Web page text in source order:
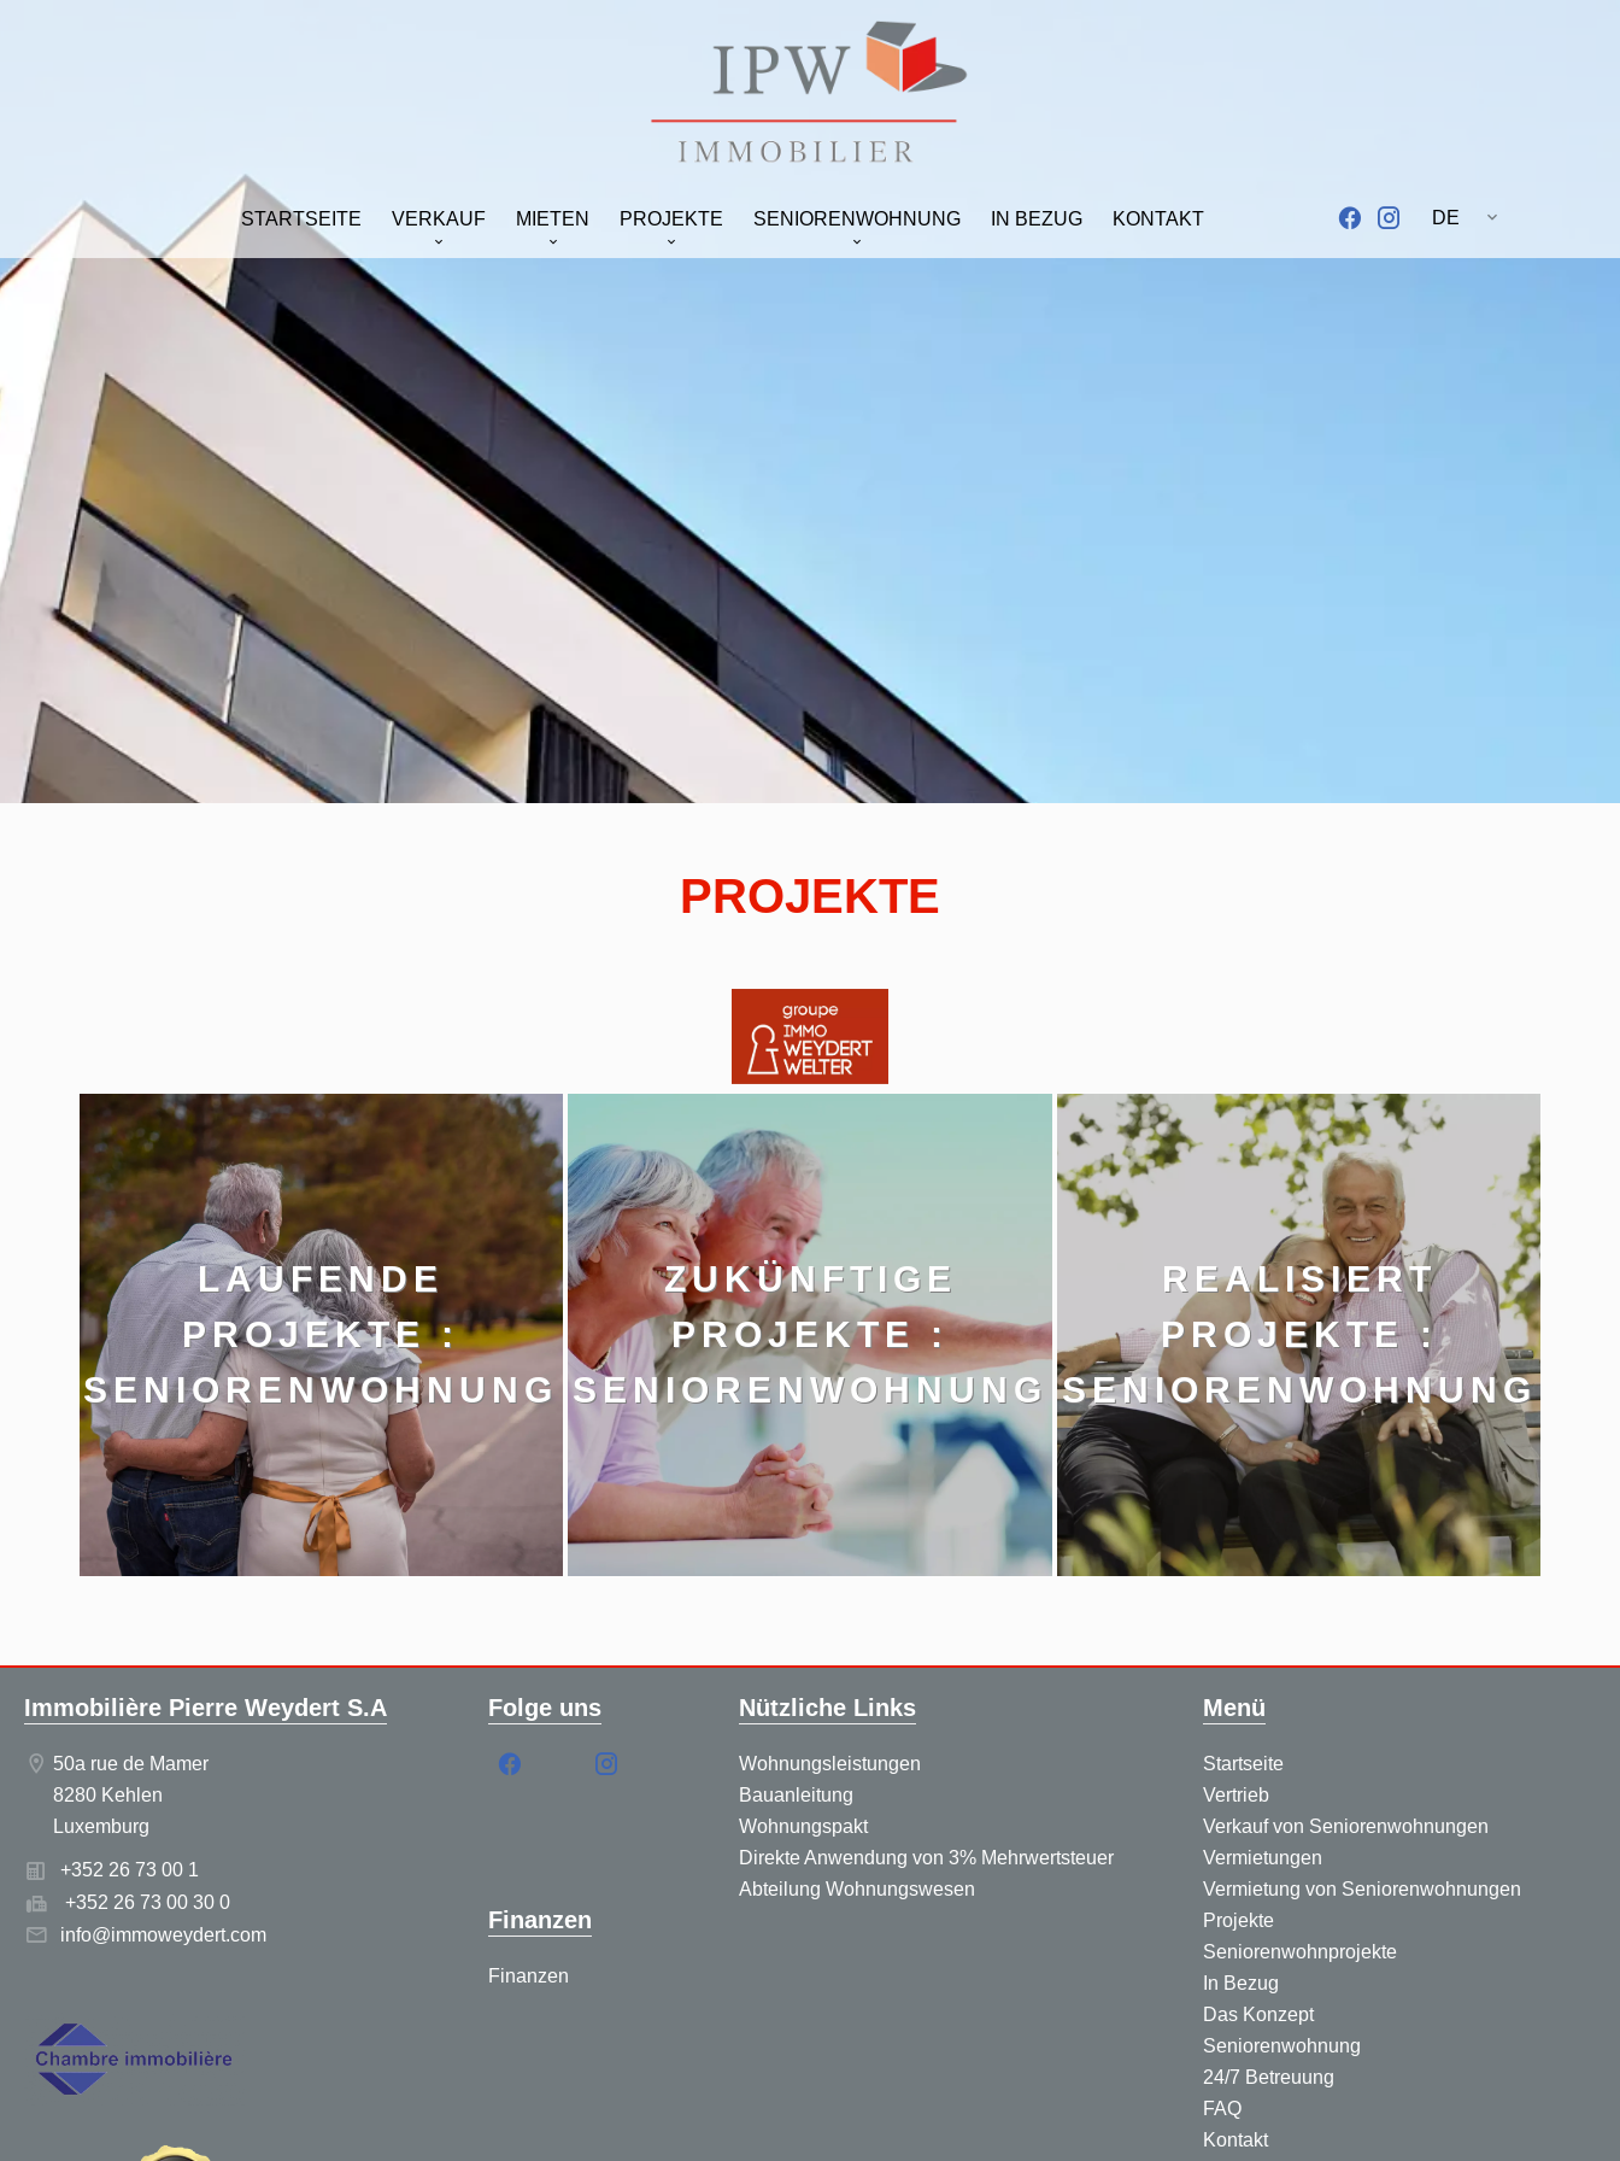
STARTSEITE VERKAUF MIETEN PROJEKTE SENIORENWOHNUNG IN BEZUG KONTAKT DE
PROJEKTE
LAUFENDE
PROJEKTE :
SENIORENWOHNUNG
ZUKÜNFTIGE
PROJEKTE :
SENIORENWOHNUNG
REALISIERT
PROJEKTE :
SENIORENWOHNUNG
Immobilière Pierre Weydert S.A
50a rue de Mamer
8280 Kehlen
Luxemburg
+352 26 73 00 1
+352 26 73 00 30 0
info@immoweydert.com
Folge uns Nützliche Links
Wohnungsleistungen
Bauanleitung
Wohnungspakt
Direkte Anwendung von 3% Mehrwertsteuer
Abteilung Wohnungswesen
Menü
Startseite
Vertrieb
Verkauf von Seniorenwohnungen
Vermietungen
Vermietung von Seniorenwohnungen
Projekte
Seniorenwohnprojekte
In Bezug
Das Konzept
Seniorenwohnung
24/7 Betreuung
FAQ
Kontakt
Finanzen
Finanzen